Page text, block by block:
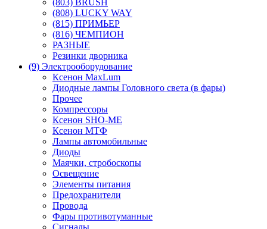
(808) LUCKY WAY
(815) ПРИМЬЕР
(816) ЧЕМПИОН
РАЗНЫЕ
Резинки дворника
(9) Электрооборудование
Ксенон MaxLum
Диодные лампы Головного света (в фары)
Прочее
Компрессоры
Ксенон SHO-ME
Ксенон МТФ
Лампы автомобильные
Диоды
Маячки, стробоскопы
Освещение
Элементы питания
Предохранители
Провода
Фары противотуманные
Сигналы